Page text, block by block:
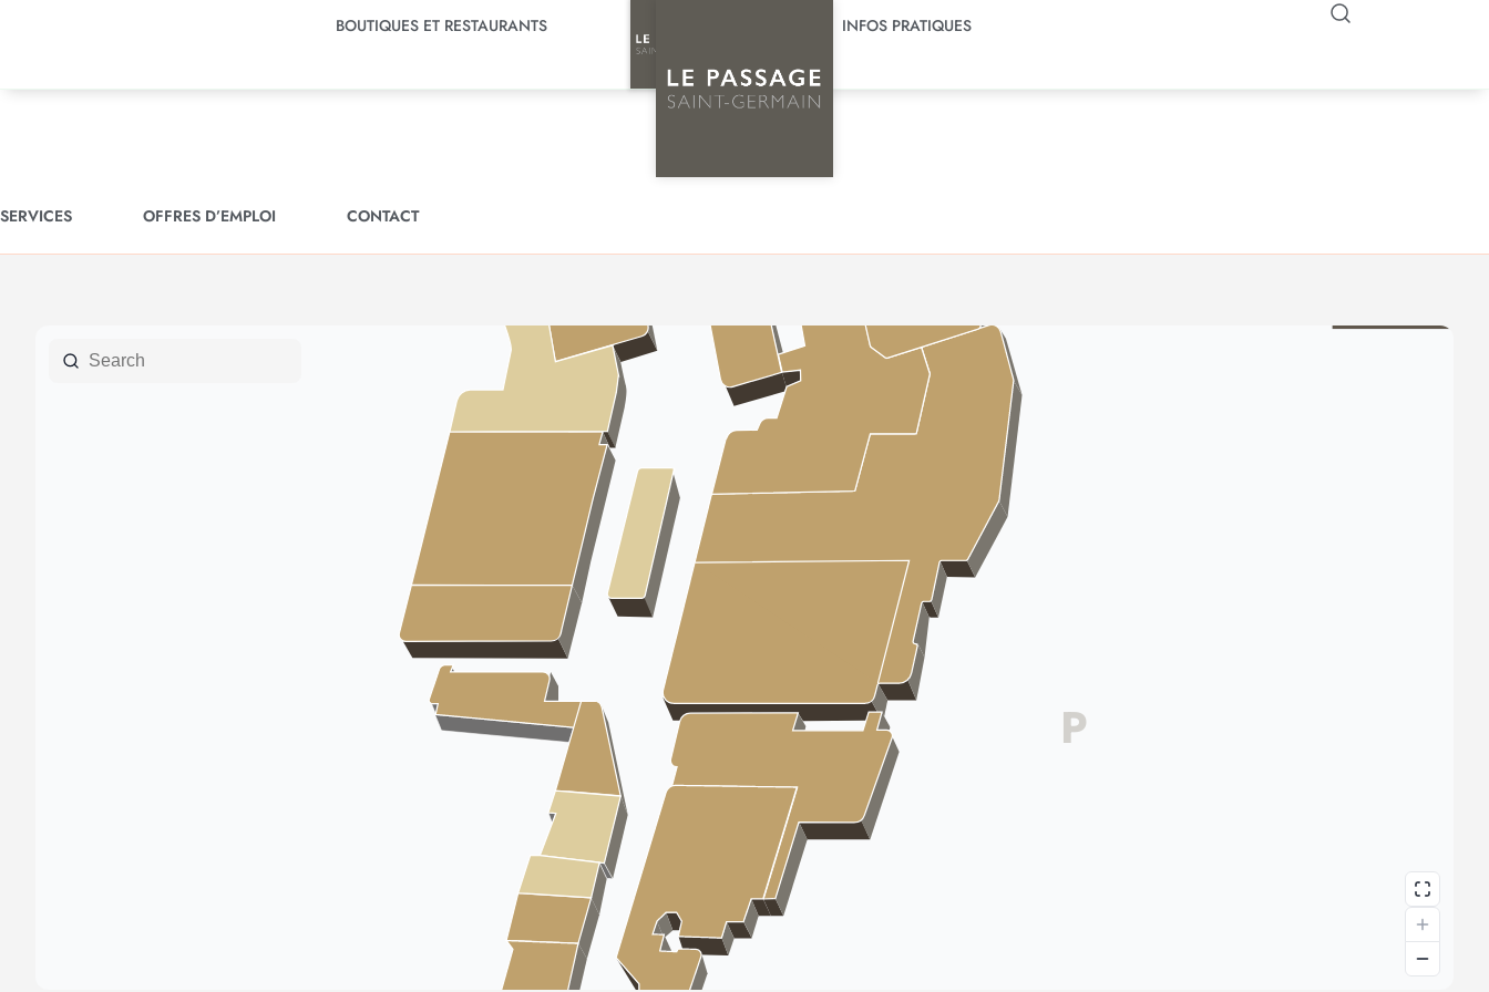
BOUTIQUES ET RESTAURANTS INFOS PRATIQUES
SERVICES OFFRES D’EMPLOI CONTACT